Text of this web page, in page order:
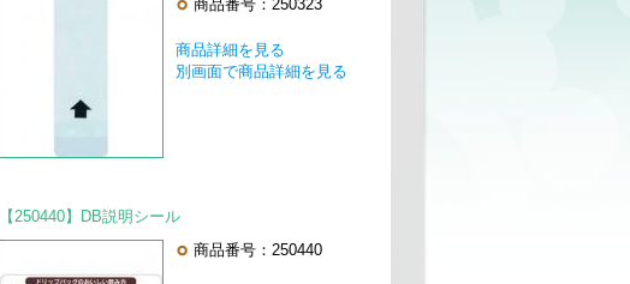
商品番号：250323
商品詳細を見る
別画面で商品詳細を見る
【250440】DB説明シール
商品番号：250440